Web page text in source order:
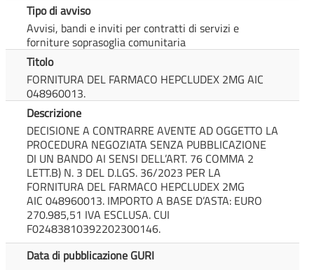
Tipo di avviso
Avvisi, bandi e inviti per contratti di servizi e
forniture soprasoglia comunitaria
Titolo
FORNITURA DEL FARMACO HEPCLUDEX 2MG AIC
048960013.
Descrizione
DECISIONE A CONTRARRE AVENTE AD OGGETTO LA
PROCEDURA NEGOZIATA SENZA PUBBLICAZIONE
DI UN BANDO AI SENSI DELL’ART. 76 COMMA 2
LETT.B) N. 3 DEL D.LGS. 36/2023 PER LA
FORNITURA DEL FARMACO HEPCLUDEX 2MG
AIC 048960013. IMPORTO A BASE D’ASTA: EURO
270.985,51 IVA ESCLUSA. CUI
F02483810392202300146.
Data di pubblicazione GURI